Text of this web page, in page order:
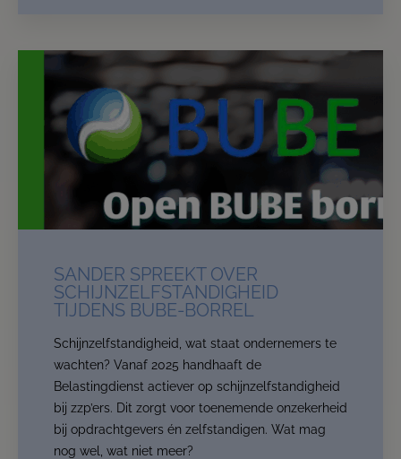
SANDER SPREEKT OVER
SCHIJNZELFSTANDIGHEID
TIJDENS BUBE-BORREL
Schijnzelfstandigheid, wat staat ondernemers te
wachten? Vanaf 2025 handhaaft de
Belastingdienst actiever op schijnzelfstandigheid
bij zzp’ers. Dit zorgt voor toenemende onzekerheid
bij opdrachtgevers én zelfstandigen. Wat mag
nog wel, wat niet meer?